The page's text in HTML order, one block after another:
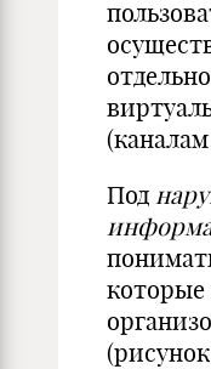
Под
которые
(рисунок